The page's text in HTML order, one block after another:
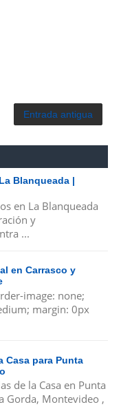
Entrada antigua
Blanqueada |
en La Blanqueada
y
...
en Carrasco y
image: none;
margin: 0px
Casa para Punta
de la Casa en Punta
Gorda, Montevideo ,